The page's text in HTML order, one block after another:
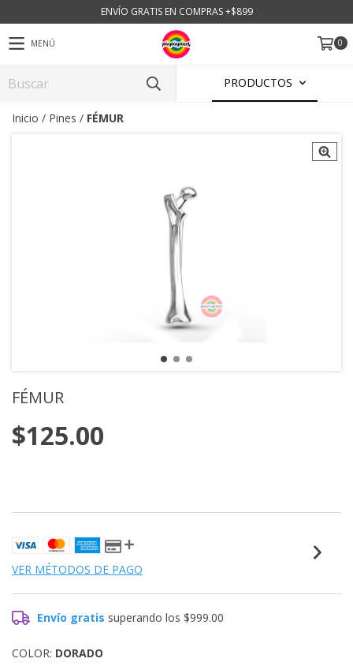
ENVÍO GRATIS EN COMPRAS +$899
MENÚ 0
PRODUCTOS
Inicio / Pines / FÉMUR
FÉMUR
$125.00
VER MÉTODOS DE PAGO
Envío gratis superando los$999.00
COLOR: DORADO